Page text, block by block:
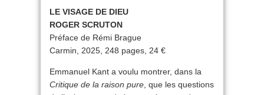
LE VISAGE DE DIEU
ROGER SCRUTON
Préface de Rémi Brague
Carmin, 2025, 248 pages, 24 €
Emmanuel Kant a voulu montrer, dans la
Critique de la raison pure , que les questions